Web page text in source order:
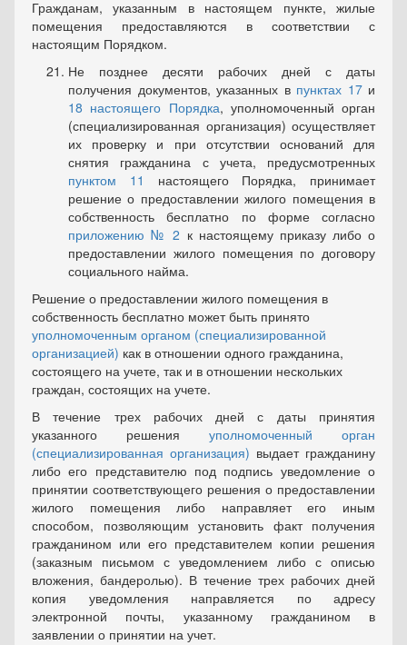
Гражданам, указанным в настоящем пункте, жилые
помещения предоставляются в соответствии с
настоящим Порядком.
Не позднее десяти рабочих дней с даты
получения докумен­тов, указанных в пунктах 17и
18 настоящего Порядка, уполномочен­ный орган
(специализированная организация) осуществляет
их про­верку и при отсутствии оснований для
снятия гражданина с учета, предусмотренных
пунктом 11
настоящего Порядка, принимает
реше­ние о предоставлении жилого помещения в
собственность бесплатно по форме согласно
приложению № 2 к настоящему приказу либо о
предоставлении жилого помещения по договору
социального найма.
Решение о предоставлении жилого помещения в
собственность бесплатно может быть принято
уполномоченным органом (специали­зированной
организацией) как в отношении одного гражданина,
состоящего на учете, так и в отношении нескольких
граждан, состоящих на учете.
В течение трех рабочих дней с даты принятия
указанного решения уполномоченный орган
(специализированная организация) выдает гражданину
либо его представителю под подпись уведомление о
при­нятии соответствующего решения о предоставлении
жилого помеще­ния либо направляет его иным
способом, позволяющим установить факт получения
гражданином или его представителем копии решения
(заказным письмом с уведомлением либо с описью
вложения, банде­ролью). В течение трех рабочих дней
копия уведомления направляется по адресу
электронной почты, указанному гражданином в
заявлении о принятии на учет.